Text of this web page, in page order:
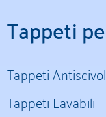
Tappeti
Tappeti
Tappeti Lavabili